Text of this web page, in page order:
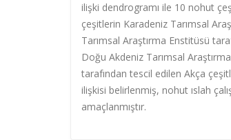
ilişki dendrogramı ile 10 nohut
çeşitlerin Karadeniz Tarımsal
Tarımsal Araştırma Enstitüsü
Doğu Akdeniz Tarımsal
tarafından tescil edilen Akça
ilişkisi belirlenmiş, nohut ıslah
amaçlanmıştır.